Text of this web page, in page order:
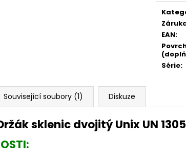
EAN:
Série:
Související soubory (1) Diskuze
sklenic dvojitý Unix UN